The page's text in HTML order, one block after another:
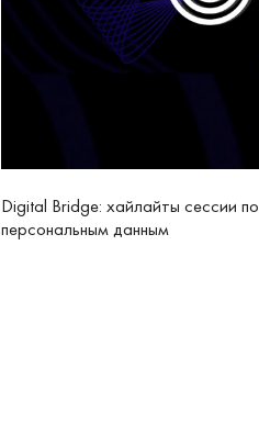
Digital Bridge: хайлайты сессии по
персональным данным